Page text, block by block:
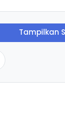
Tampilkan